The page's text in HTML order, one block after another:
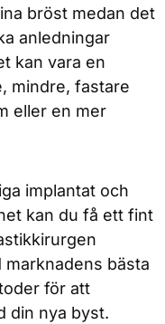
bröst medan det
anledningar
kan vara en
mindre, fastare
eller en mer
implantat och
kan du få ett fint
bästa
för att
din nya byst.